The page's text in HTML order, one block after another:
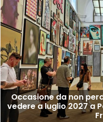
Occasione da non
vedere a luglio 2027 a